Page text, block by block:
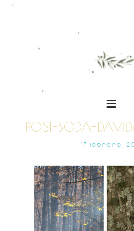
POST-BODA-
17 FEBRERO,